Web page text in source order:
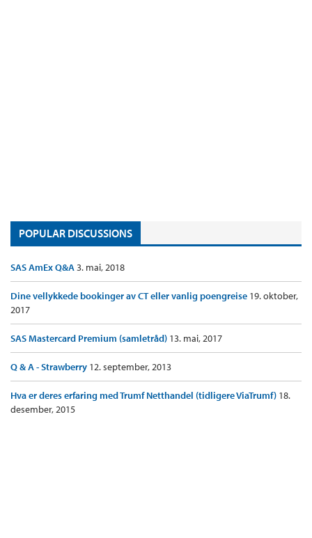
POPULAR DISCUSSIONS
SAS AmEx Q&A3. mai, 2018
Dine vellykkede bookinger av CT eller vanlig poengreise 19. oktober,
2017
SAS Mastercard Premium (samletråd) 13. mai, 2017
Q & A - Strawberry 12. september, 2013
Hva er deres erfaring med Trumf Netthandel (tidligere ViaTrumf) 18.
desember, 2015